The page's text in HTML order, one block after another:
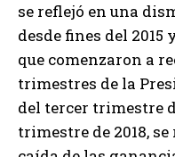
se reflejó en una
desde fines del 2015
que comenzaron a
trimestres de la
del tercer trimestre
trimestre de 2018,